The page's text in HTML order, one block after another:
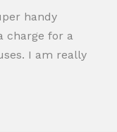
handy
charge for a
I am really